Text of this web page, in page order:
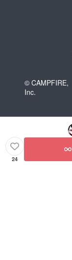
© CAMPFIRE,
Inc.
24